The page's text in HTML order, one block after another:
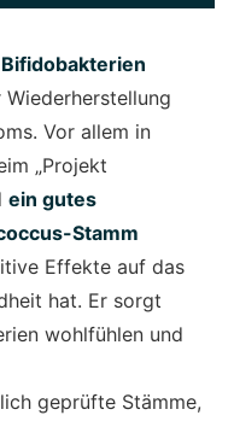
Vor allem in
„Projekt
ein gutes
Stamm
Effekte auf das
hat. Er sorgt
wohlfühlen und
geprüfte Stämme,